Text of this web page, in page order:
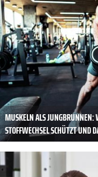
MUSKELN ALS
STOFFWECHSEL SCHÜTZT UND